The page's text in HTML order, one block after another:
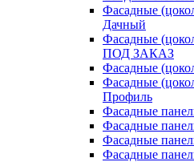
Фасадные
Дачный
Фасадные
ПОД ЗАКАЗ
Фасадные
Фасадные
Профиль
Фасадные
Фасадные
Фасадные
Фасадные